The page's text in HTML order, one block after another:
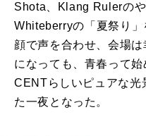
Shota、Klang Rulerのや
Whiteberryの「夏祭り
顔で声を合わせ、会場
になっても、青春って始
CENTらしいピュアな光
た一夜となった。